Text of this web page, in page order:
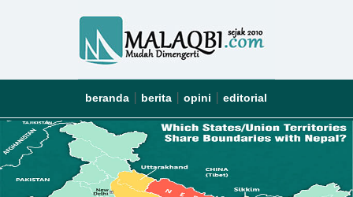
beranda berita |opini |editorial